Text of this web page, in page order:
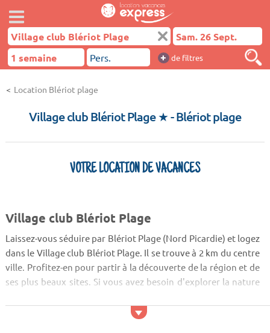
+ de filtres
Location Blériot plage
Village club Blériot Plage ★- Blériot plage
VOTRE LOCATION DE VACANCES
Village club Blériot Plage
Laissez-vous séduire par Blériot Plage (Nord Picardie) et logez
dans le Village club Blériot Plage. Il se trouve à 2 km du centre
ville. Profitez-en pour partir à la découverte de la région et de
ses plus beaux sites. Si vous avez besoin d'explorer la nature
la Pointe du Touquet et le Cap Blanc-Nez.